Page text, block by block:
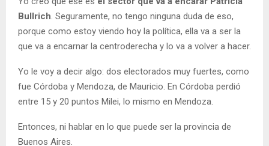
Bullrich. Seguramente, no tengo ninguna duda de eso,
porque como estoy viendo hoy la política, ella va a ser la
que va a encarnar la centroderecha y lo va a volver a hacer.
Yo le voy a decir algo: dos electorados muy fuertes, como
fue Córdoba y Mendoza, de Mauricio. En Córdoba perdió
entre 15 y 20 puntos Milei, lo mismo en Mendoza.
Entonces, ni hablar en lo que puede ser la provincia de
Buenos Aires.